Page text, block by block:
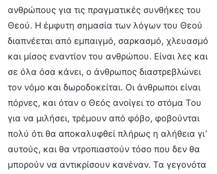
ανθρώπους για τις πραγματικές συνθήκες του
Θεού. Η έμφυτη σημασία των λόγων του Θεού
διαπνέεται από εμπαιγμό, σαρκασμό, χλευασμό
και μίσος εναντίον του ανθρώπου. Είναι λες και
σε όλα όσα κάνει, ο άνθρωπος διαστρεβλώνει
τον νόμο και δωροδοκείται. Οι άνθρωποι είναι
πόρνες, και όταν ο Θεός ανοίγει το στόμα Του
για να μιλήσει, τρέμουν από φόβο, φοβούνται
πολύ ότι θα αποκαλυφθεί πλήρως η αλήθεια γι’
αυτούς, και θα ντροπιαστούν τόσο που δεν θα
μπορούν να αντικρίσουν κανέναν. Τα γεγονότα